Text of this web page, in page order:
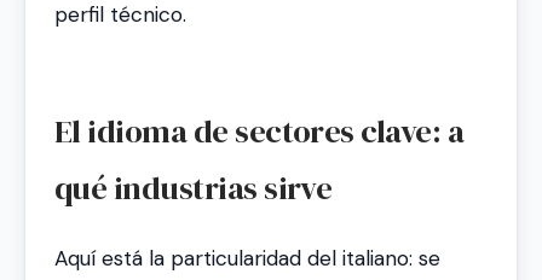
perfil técnico.
El idioma de sectores clave: a
qué industrias sirve
Aquí está la particularidad del italiano: se